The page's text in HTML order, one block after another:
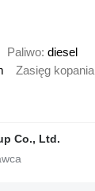
Paliwo diesel
Zasięg kopania
Co., Ltd.